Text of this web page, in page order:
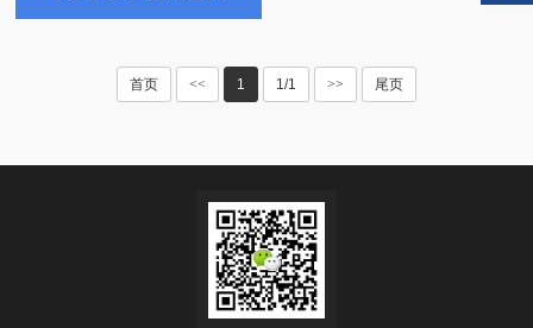
首页 << 1 1/1 >> 尾页